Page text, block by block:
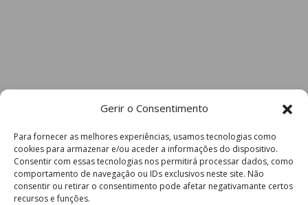
Gerir o Consentimento
Para fornecer as melhores experiências, usamos tecnologias como
cookies para armazenar e/ou aceder a informações do dispositivo.
Consentir com essas tecnologias nos permitirá processar dados, como
comportamento de navegação ou IDs exclusivos neste site. Não
consentir ou retirar o consentimento pode afetar negativamante certos
recursos e funções.